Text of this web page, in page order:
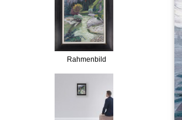
Rahmenbild